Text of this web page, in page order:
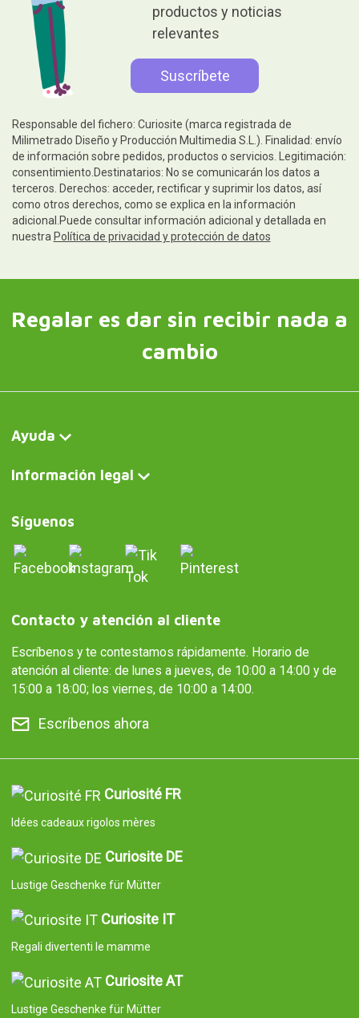
productos y noticias
relevantes
Responsable del fichero: Curiosite (marca registrada de
Milimetrado Diseño y Producción Multimedia S.L.). Finalidad: envío
de información sobre pedidos, productos o servicios. Legitimación:
consentimiento.Destinatarios: No se comunicarán los datos a
terceros. Derechos: acceder, rectificar y suprimir los datos, así
como otros derechos, como se explica en la información
adicional.Puede consultar información adicional y detallada en
nuestra Política de privacidad y protección de datos
Regalar es dar sin recibir nada a
cambio
Ayuda
Información legal
Síguenos
Contacto y atención al cliente
Escríbenos y te contestamos rápidamente. Horario de
atención al cliente: de lunes a jueves, de 10:00 a 14:00 y de
15:00 a 18:00; los viernes, de 10:00 a 14:00.
Escríbenos ahora
Curiosité FR
Idées cadeaux rigolos mères
Curiosite DE
Lustige Geschenke für Mütter
Curiosite IT
Regali divertenti le mamme
Curiosite AT
Lustige Geschenke für Mütter